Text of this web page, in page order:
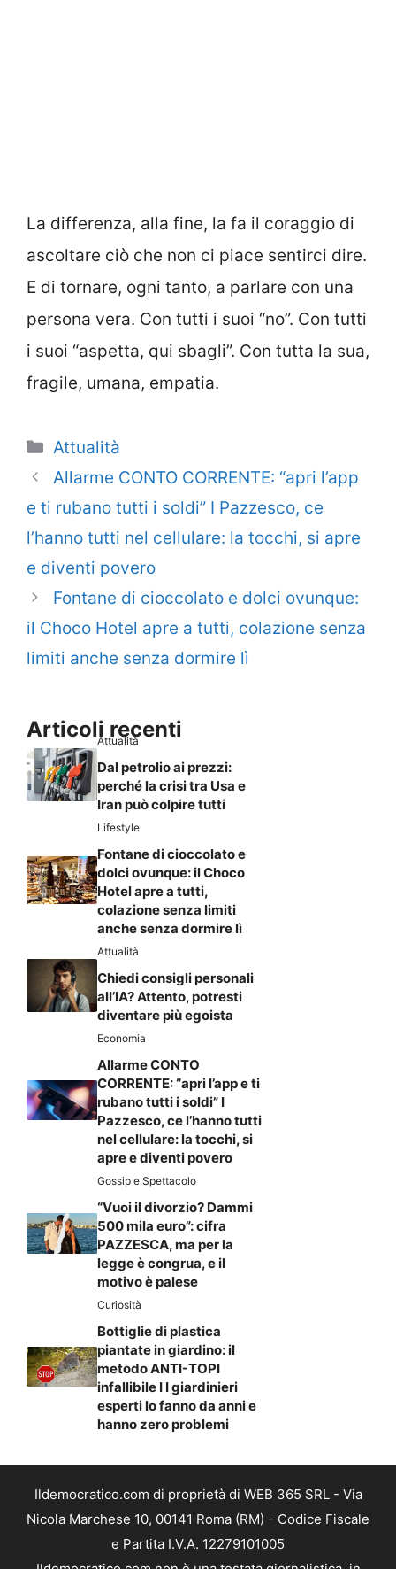
La differenza, alla fine, la fa il coraggio di
ascoltare ciò che non ci piace sentirci dire.
E di tornare, ogni tanto, a parlare con una
persona vera. Con tutti i suoi “no”. Con tutti
i suoi “aspetta, qui sbagli”. Con tutta la sua,
fragile, umana, empatia.
Categorie
Attualità
Allarme CONTO CORRENTE: “apri l’app
e ti rubano tutti i soldi” I Pazzesco, ce
l’hanno tutti nel cellulare: la tocchi, si apre
e diventi povero
Fontane di cioccolato e dolci ovunque:
il Choco Hotel apre a tutti, colazione senza
limiti anche senza dormire lì
Articoli recenti
Attualità
Dal petrolio ai prezzi:
perché la crisi tra Usa e
Iran può colpire tutti
Lifestyle
Fontane di cioccolato e
dolci ovunque: il Choco
Hotel apre a tutti,
colazione senza limiti
anche senza dormire lì
Attualità
Chiedi consigli personali
all’IA? Attento, potresti
diventare più egoista
Economia
Allarme CONTO
CORRENTE: “apri l’app e ti
rubano tutti i soldi” I
Pazzesco, ce l’hanno tutti
nel cellulare: la tocchi, si
apre e diventi povero
Gossip e Spettacolo
“Vuoi il divorzio? Dammi
500 mila euro”: cifra
PAZZESCA, ma per la
legge è congrua, e il
motivo è palese
Curiosità
Bottiglie di plastica
piantate in giardino: il
metodo ANTI-TOPI
infallibile I I giardinieri
esperti lo fanno da anni e
hanno zero problemi
Ildemocratico.com di proprietà di WEB 365 SRL - Via
Nicola Marchese 10, 00141 Roma (RM) - Codice Fiscale
e Partita I.V.A. 12279101005